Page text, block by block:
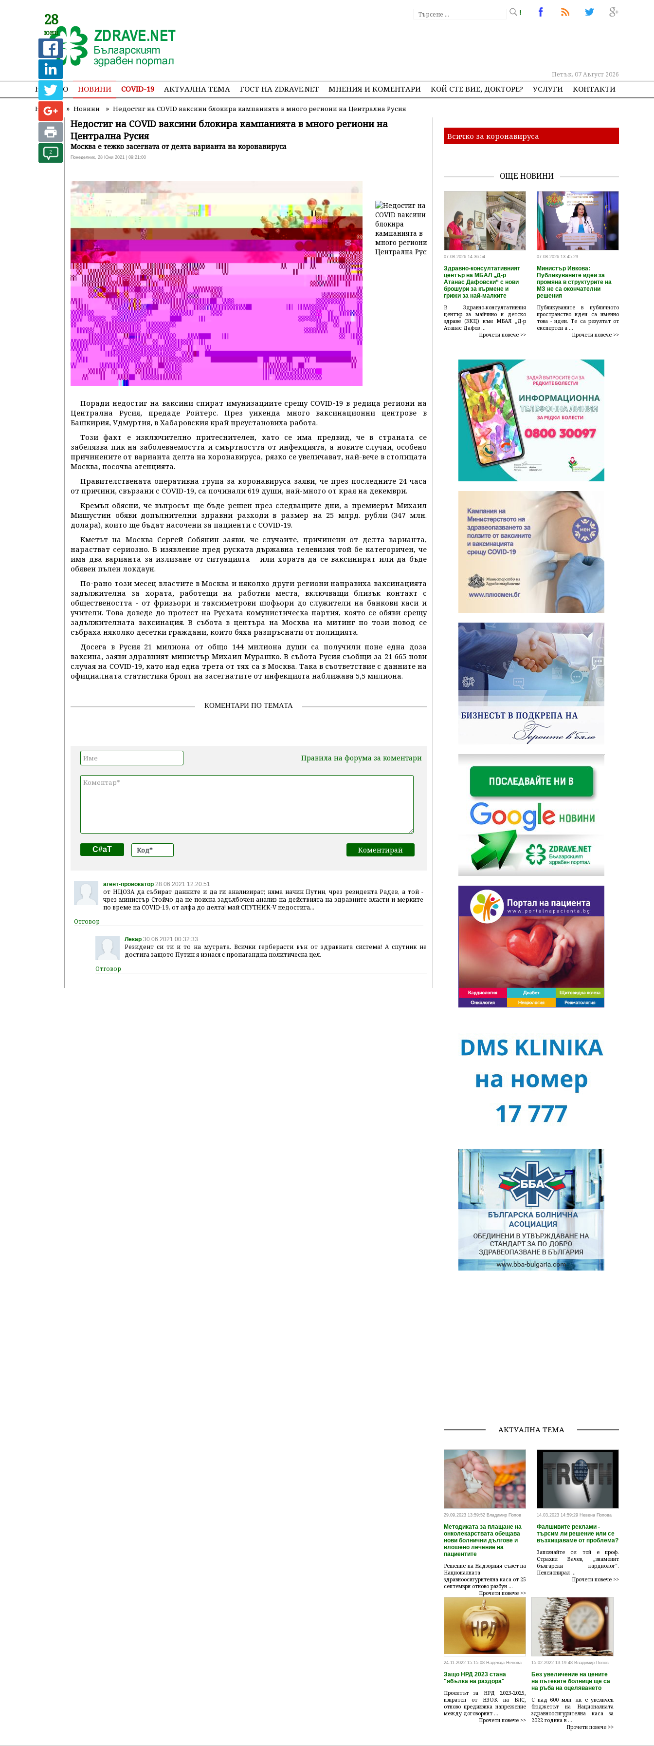
!
Петък, 07 Август 2026
НАЧАЛО НОВИНИ COVID-19 АКТУАЛНА ТЕМА ГОСТ НА ZDRAVE.NET МНЕНИЯ И КОМЕНТАРИ КОЙ СТЕ ВИЕ, ДОКТОРЕ? УСЛУГИ КОНТАКТИ
Начало » Новини » Недостиг на COVID ваксини блокира кампанията в много региони на Централна Русия
28
юни
2
Недостиг на COVID ваксини блокира кампанията в много региони на
Централна Русия
Москва е тежко засегната от делта варианта на коронавируса
Понеделник, 28 Юни 2021 | 09:21:00
Поради недостиг на ваксини спират имунизациите срещу COVID-19 в редица региони на
Централна Русия, предаде Ройтерс. През уикенда много ваксинационни центрове в
Башкирия, Удмуртия, в Хабаровския край преустановиха работа.
Този факт е изключително притеснителен, като се има предвид, че в страната се
забелязва пик на заболеваемостта и смъртността от инфекцията, а новите случаи, особено
причинените от варианта делта на коронавируса, рязко се увеличават, най-вече в столицата
Москва, посочва агенцията.
Правителствената оперативна група за коронавируса заяви, че през последните 24 часа
от причини, свързани с COVID-19, са починали 619 души, най-много от края на декември.
Кремъл обясни, че въпросът ще бъде решен през следващите дни, а премиерът Михаил
Мишустин обяви допълнителни здравни разходи в размер на 25 млрд. рубли (347 млн.
долара), които ще бъдат насочени за пациенти с COVID-19.
Кметът на Москва Сергей Собянин заяви, че случаите, причинени от делта варианта,
нарастват сериозно. В изявление пред руската държавна телевизия той бе категоричен, че
има два варианта за излизане от ситуацията – или хората да се ваксинират или да бъде
обявен пълен локдаун.
По-рано този месец властите в Москва и няколко други региони направиха ваксинацията
задължителна за хората, работещи на работни места, включващи близък контакт с
обществеността - от фризьори и таксиметрови шофьори до служители на банкови каси и
учители. Това доведе до протест на Руската комунистическа партия, която се обяви срещу
задължителната ваксинация. В събота в центъра на Москва на митинг по този повод се
събраха няколко десетки граждани, които бяха разпръснати от полицията.
Досега в Русия 21 милиона от общо 144 милиона души са получили поне една доза
ваксина, заяви здравният министър Михаил Мурашко. В събота Русия съобщи за 21 665 нови
случая на COVID-19, като над една трета от тях са в Москва. Така в съответствие с данните на
официалната статистика броят на засегнатите от инфекцията наближава 5,5 милиона.
КОМЕНТАРИ ПО ТЕМАТА
Правила на форума за коментари
C#aT
агент-провокатор 28.06.2021 12:20:51
от НЦОЗА да събират данните и да ги анализират; няма начин Путин, чрез резидента Радев, а той -
чрез министър Стойчо да не поиска задълбочен анализ на действията на здравните власти и мерките
по време на COVID-19, от алфа до делта! май СПУТНИК-V недостига...
Лекар 30.06.2021 00:32:33
Резидент си ти и то на мутрата. Всички герберасти вън от здравната система! А спутник не
достига защото Путин я изнася с пропагандна политическа цел.
Всичко за коронавируса
ОЩЕ НОВИНИ
07.08.2026 14:36:54
Здравно-консултативният
център на МБАЛ „Д-р
Атанас Дафовски“ с нови
брошури за кърмене и
грижи за най-малките
В Здравно-консултативния
център за майчино и детско
здраве (ЗКЦ) към МБАЛ „Д-р
Атанас Дафов ...
Прочети повече >>
07.08.2026 13:45:29
Министър Ивкова:
Публикуваните идеи за
промяна в структурите на
МЗ не са окончателни
решения
Публикуваните в публичното
пространство идеи са именно
това - идеи. Те са резултат от
експертен а ...
Прочети повече >>
АКТУАЛНА ТЕМА
29.09.2023 13:59:52 Владимир Попов
Методиката за плащане на
онколекарствата обещава
нови болнични дългове и
влошено лечение на
пациентите
Решение на Надзорния съвет на
Националната
здравноосигурителна каса от 25
септември отново разбун ...
Прочети повече >>
14.03.2023 14:59:29 Невена Попова
Фалшивите реклами -
търсим ли решение или се
възхищаваме от проблема?
Запознайте се: той е проф.
Страхил Вачев, „знаменит
български кардиолог“.
Пенсионирал ...
Прочети повече >>
24.11.2022 15:15:08 Надежда Ненова
Защо НРД 2023 стана
"ябълка на раздора"
Проектът за НРД 2023-2025,
изпратен от НЗОК на БЛС,
отново предизвика напрежение
между договорнит ...
Прочети повече >>
15.02.2022 13:19:48 Владимир Попов
Без увеличение на цените
на пътеките болници ще са
на ръба на оцеляването
С над 600 млн. лв. е увеличен
бюджетът на Националната
здравноосигурителна каса за
2022 година в ...
Прочети повече >>